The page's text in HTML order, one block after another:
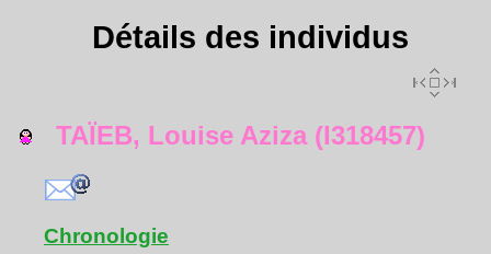
Détails des individus
TAÏEB, Louise Aziza (I318457)
Chronologie